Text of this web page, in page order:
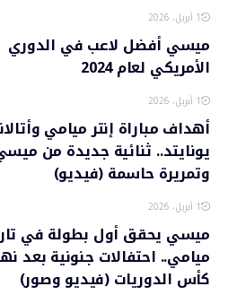
1 أبريل، 2026
ميسي أفضل لاعب في الدوري
الأمريكي لعام 2024
1 أبريل، 2026
أهداف مباراة إنتر ميامي
يونايتد.. ثنائية جديدة من
وتمريرة حاسمة (فيديو)
1 أبريل، 2026
ميسي يحقق أول بطولة في
ميامي.. احتفالات جنونية بعد
كأس الدوريات (فيديو وصور)